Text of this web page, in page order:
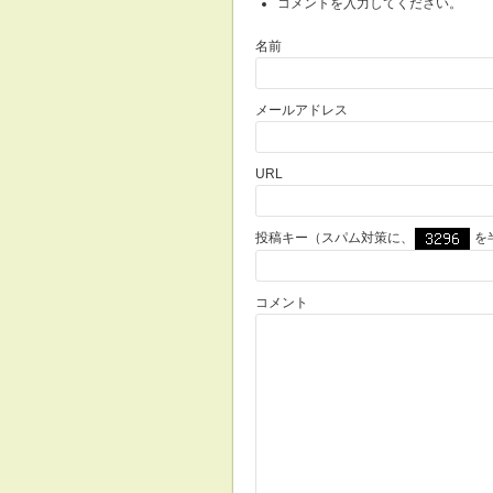
コメントを入力してください。
名前
メールアドレス
URL
投稿キー（スパム対策に、 を
コメント